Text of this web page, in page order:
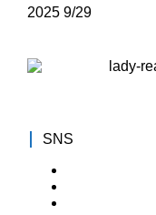
2025 9/29
SNS